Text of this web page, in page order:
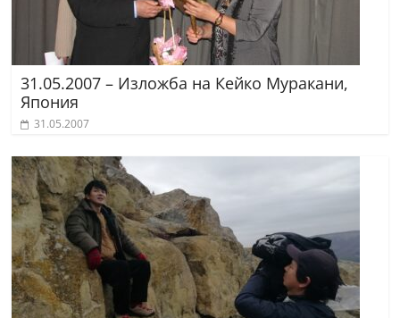
31.05.2007 – Изложба на Кейко Муракани,
Япония
31.05.2007